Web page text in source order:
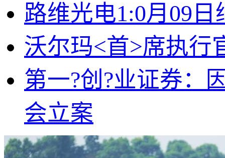
路维光电1:0月09
沃尔玛<首>席执行
第一?创?业证券：
会立案